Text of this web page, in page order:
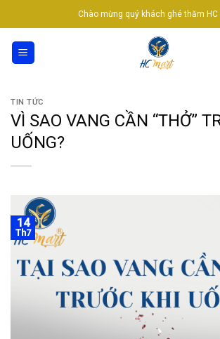
to
content
Chào mừng quý khách ghé thăm HC
TIN TỨC
VÌ SAO VANG CẦN “THỞ”
UỐNG?
14
Th7